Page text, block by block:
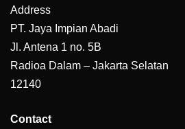
Address
PT. Jaya Impian Abadi
Jl. Antena 1 no. 5B
Radioa Dalam – Jakarta Selatan
12140
Contact